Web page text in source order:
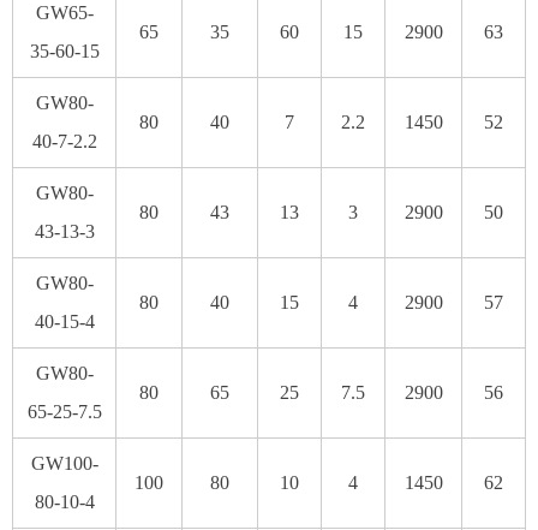
GW65-
35-60-15
65 35 60 15 2900 63
GW80-
40-7-2.2
80 40 7 2.2 1450 52
GW80-
43-13-3
80 43 13 3 2900 50
GW80-
40-15-4
80 40 15 4 2900 57
GW80-
65-25-7.5
80 65 25 7.5 2900 56
GW100-
80-10-4
100 80 10 4 1450 62